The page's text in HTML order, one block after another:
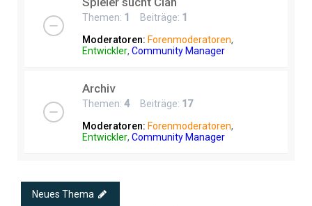
Themen: 1 Beiträge: 1
Moderatoren: Forenmoderatoren,
Entwickler, Community Manager
Archiv
Themen: 4Beiträge: 17
Moderatoren: Forenmoderatoren,
Entwickler, Community Manager
Neues Thema